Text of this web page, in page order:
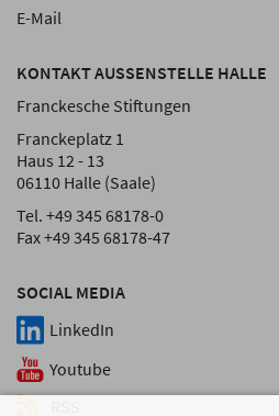
SOCIAL MEDIA
LinkedIn
Youtube
E-Mail
KONTAKT AUSSENSTELLE HALLE
Franckesche Stiftungen
Franckeplatz 1
Haus 12 - 13
06110 Halle (Saale)
Tel. +49 345 68178-0
Fax +49 345 68178-47